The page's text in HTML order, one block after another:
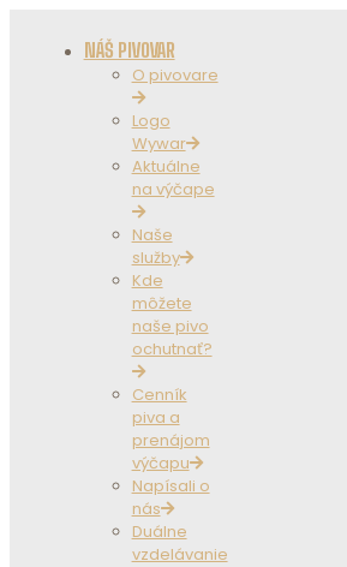
NÁŠ PIVOVAR
O pivovare
Logo
Wywar
Aktuálne
na výčape
Naše
služby
Kde
môžete
naše pivo
ochutnať?
Cenník
piva a
prenájom
výčapu
Napísali o
nás
Duálne
vzdelávanie